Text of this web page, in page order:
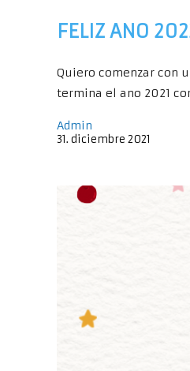
FELIZ ANO
Quiero comenzar con
termina el ano 2021
Admin
31. diciembre 2021